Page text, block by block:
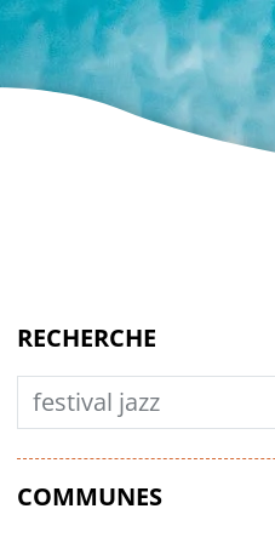
RECHERCHE
Rechercher
COMMUNES